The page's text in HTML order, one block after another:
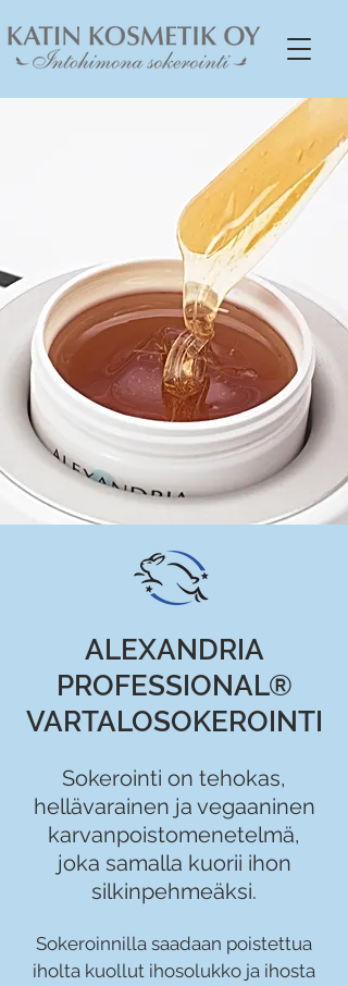
ALEXANDRIA
PROFESSIONAL®
VARTALOSOKEROINTI
Sokerointi on tehokas,
hellävarainen ja vegaaninen
karvanpoistomenetelmä,
joka samalla kuorii ihon
silkinpehmeäksi.
Sokeroinnilla saadaan poistettua
iholta kuollut ihosolukko ja ihosta